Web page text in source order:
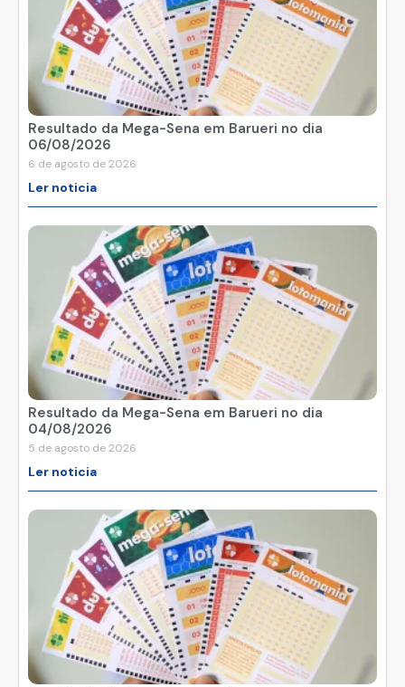
Resultado da Mega-Sena em Barueri no dia
06/08/2026
6 de agosto de 2026
Ler noticia
Resultado da Mega-Sena em Barueri no dia
04/08/2026
5 de agosto de 2026
Ler noticia